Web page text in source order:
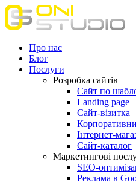
Про нас
Блог
Послуги
Розробка сайтів
Сайт по
Landing page
Сайт-візитка
Інтернет-
Сайт-каталог
Маркетингові
SEO-
Реклама в